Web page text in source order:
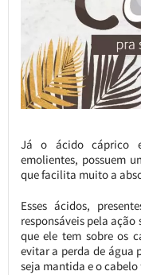
Já o ácido cáprico
emolientes, possuem
que facilita muito a
Esses ácidos,
responsáveis pela
que ele tem sobre os
evitar a perda de água
seja mantida e o